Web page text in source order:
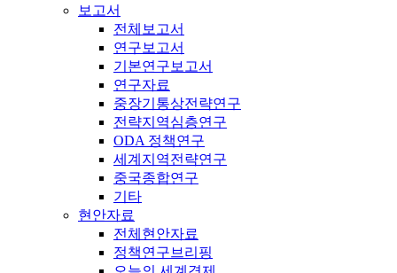
보고서
전체보고서
연구보고서
기본연구보고서
연구자료
중장기통상전략연구
전략지역심층연구
ODA 정책연구
세계지역전략연구
중국종합연구
기타
현안자료
전체현안자료
정책연구브리핑